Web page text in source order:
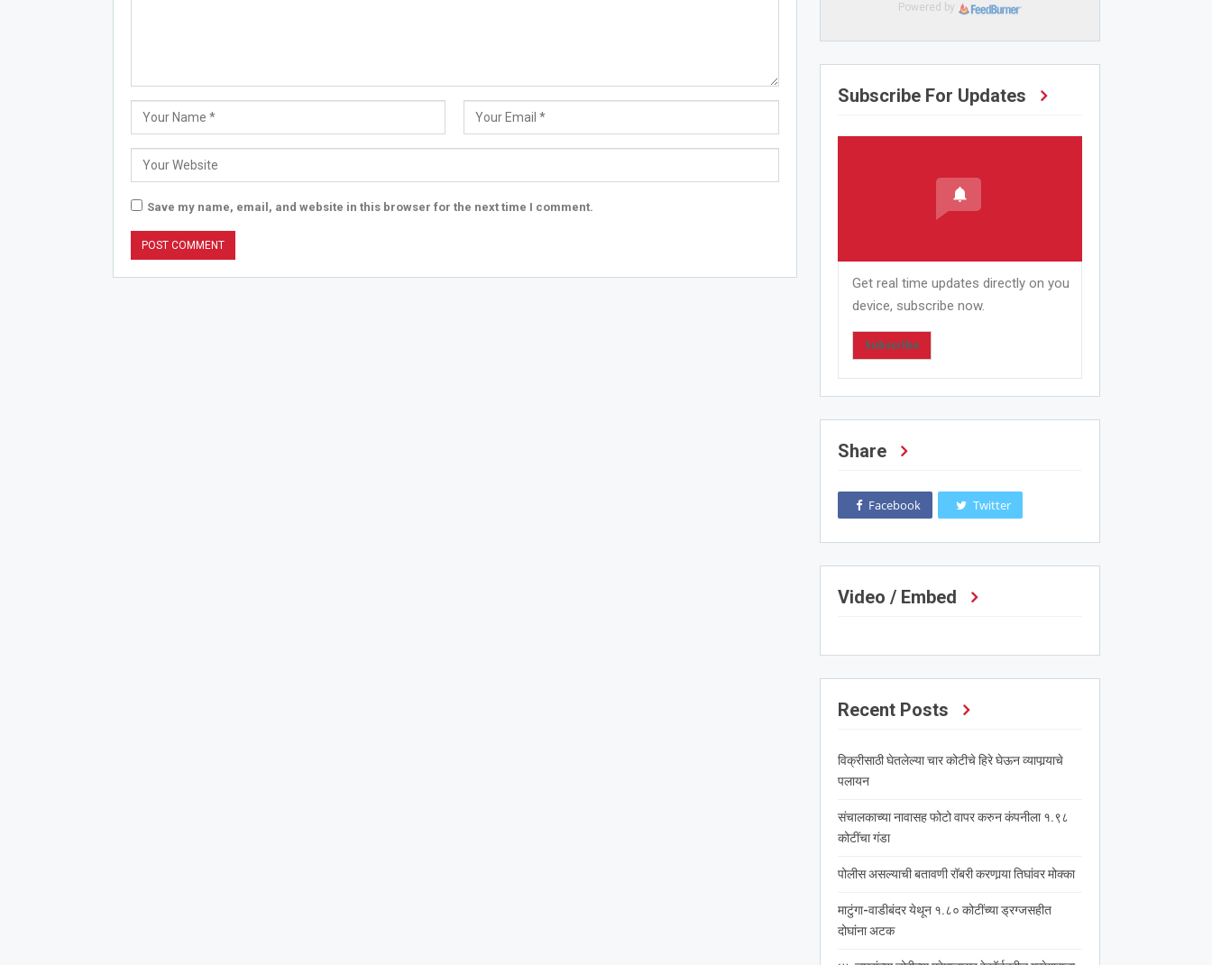
Save my name, email, and website in this browser for the next time I comment.
Powered by
Subscribe For Updates
Get real time updates directly on you
device, subscribe now.
Subscribe
Share
Facebook Twitter
Video / Embed
Recent Posts
विक्रीसाठी घेतलेल्या चार कोटीचे हिरे घेऊन व्यापार्‍याचे
पलायन
संचालकाच्या नावासह फोटो वापर करुन कंपनीला १.९८
कोटींचा गंडा
पोलीस असल्याची बतावणी रॉबरी करणार्‍या तिघांवर मोक्का
माटुंगा-वाडीबंदर येथून १.८० कोटींच्या ड्रग्जसहीत
दोघांना अटक